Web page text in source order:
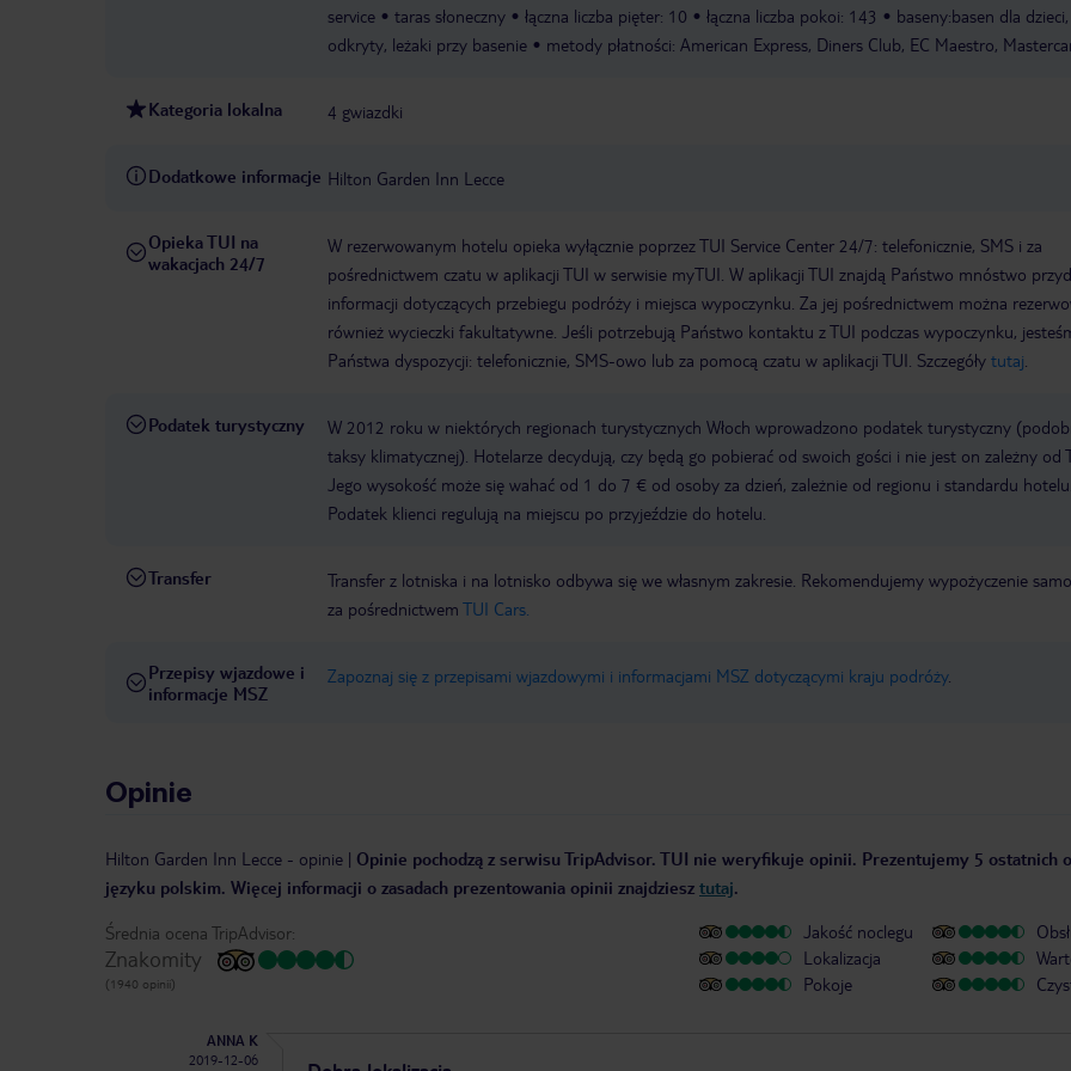
service
taras słoneczny łączna liczba pięter: 10 łączna liczba pokoi: 143
baseny:basen dla
odkryty, leżaki przy basenie
metody płatności: American Express, Diners Club, EC Maestro,
Kategoria lokalna 4 gwiazdki
Dodatkowe informacje Hilton Garden Inn Lecce
Opieka TUI na
wakacjach 24/7
W rezerwowanym hotelu opieka wyłącznie poprzez TUI Service Center 24/7: telefonicznie, SMS i za
pośrednictwem czatu w aplikacji TUI w serwisie myTUI. W aplikacji TUI znajdą Państwo mnóstwo
informacji dotyczących przebiegu podróży i miejsca wypoczynku. Za jej pośrednictwem można
również wycieczki fakultatywne. Jeśli potrzebują Państwo kontaktu z TUI podczas wypoczynku,
Państwa dyspozycji: telefonicznie, SMS-owo lub za pomocą czatu w aplikacji TUI. Szczegóły tutaj
Podatek turystyczny
W 2012 roku w niektórych regionach turystycznych Włoch wprowadzono podatek turystyczny
taksy klimatycznej). Hotelarze decydują, czy będą go pobierać od swoich gości i nie jest on zależny od
Jego wysokość może się wahać od 1 do 7 € od osoby za dzień, zależnie od regionu i standardu hotelu.
Podatek klienci regulują na miejscu po przyjeździe do hotelu.
Transfer
Transfer z lotniska i na lotnisko odbywa się we własnym zakresie. Rekomendujemy wypożyczenie
za pośrednictwem TUI Cars.
Przepisy wjazdowe i
informacje MSZ
Zapoznaj się z przepisami wjazdowymi i informacjami MSZ dotyczącymi kraju podróży.
Opinie
Hilton Garden Inn Lecce - opinie | Opinie pochodzą z serwisu TripAdvisor. TUI nie weryfikuje opinii. Prezentujemy 5 ostatnich
języku polskim. Więcej informacji o zasadach prezentowania opinii znajdziesz tutaj.
Średnia ocena TripAdvisor:
Znakomity
(1940 opinii)
Jakość noclegu
Lokalizacja
Pokoje
ANNA K
2019-12-06